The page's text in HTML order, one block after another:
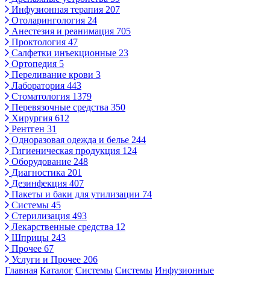
Инфузионная терапия 207
Отоларингология 24
Анестезия и реанимация 705
Проктология 47
Салфетки инъекционные 23
Ортопедия 5
Переливание крови 3
Лаборатория 443
Стоматология 1379
Перевязочные средства 350
Хирургия 612
Рентген 31
Одноразовая одежда и белье 244
Гигиеническая продукция 124
Оборудование 248
Диагностика 201
Дезинфекция 407
Пакеты и баки для утилизации 74
Системы 45
Стерилизация 493
Лекарственные средства 12
Шприцы 243
Прочее 67
Услуги и Прочее 206
Главная Каталог Системы Системы Инфузионные